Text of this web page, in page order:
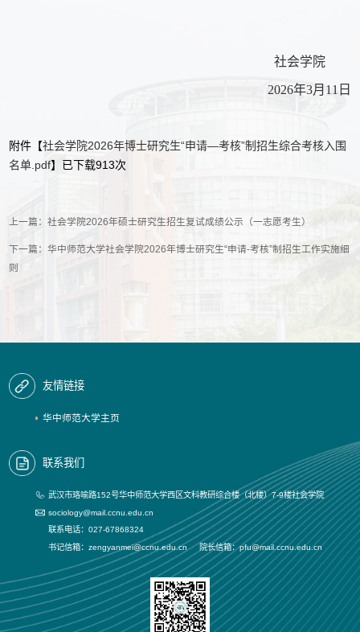
社会学院
2026年3月11日
附件【社会学院2026年博士研究生“申请—考核”制招生综合考核入围
名单.pdf】已下载913次
上一篇：社会学院2026年硕士研究生招生复试成绩公示（一志愿考生）
下一篇：华中师范大学社会学院2026年博士研究生“申请-考核”制招生工作实施细
则
友情链接
华中师范大学主页
联系我们
武汉市珞喻路152号华中师范大学西区文科教研综合楼（北楼）7-9楼社会学院
sociology@mail.ccnu.edu.cn
联系电话：027-67868324
书记信箱：zengyanmei@ccnu.edu.cn 院长信箱：pfu@mail.ccnu.edu.cn